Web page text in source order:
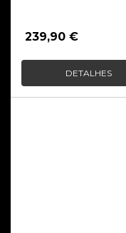
239,90 €
DETALHES